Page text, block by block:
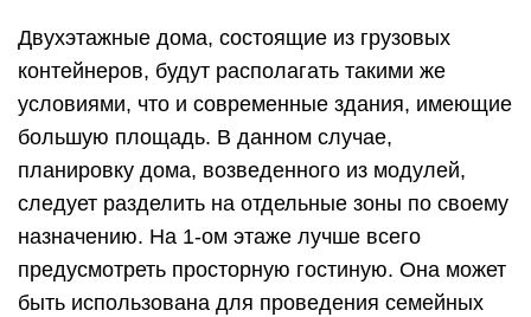
Двухэтажные дома, состоящие из грузовых
контейнеров, будут располагать такими же
условиями, что и современные здания, имеющие
большую площадь. В данном случае,
планировку дома, возведенного из модулей,
следует разделить на отдельные зоны по своему
назначению. На 1-ом этаже лучше всего
предусмотреть просторную гостиную. Она может
быть использована для проведения семейных